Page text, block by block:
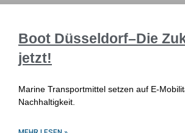
Boot Düsseldorf–Die
jetzt!
Marine Transportmittel setzen auf E-
Nachhaltigkeit.